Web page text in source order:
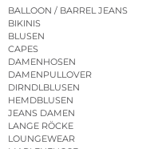
BALLOON / BARREL JEANS
BIKINIS
BLUSEN
CAPES
DAMENHOSEN
DAMENPULLOVER
DIRNDLBLUSEN
HEMDBLUSEN
JEANS DAMEN
LANGE RÖCKE
LOUNGEWEAR